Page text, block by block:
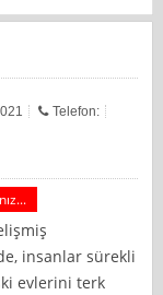
Telefon:
insanlar sürekli
evlerini terk